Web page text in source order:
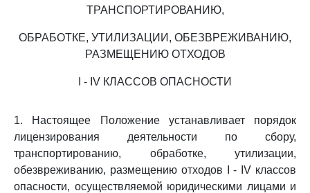
ТРАНСПОРТИРОВАНИЮ,
ОБРАБОТКЕ, УТИЛИЗАЦИИ, ОБЕЗВРЕЖИВАНИЮ,
РАЗМЕЩЕНИЮ ОТХОДОВ
I - IV КЛАССОВ ОПАСНОСТИ
1. Настоящее Положение устанавливает порядок
лицензирования деятельности по сбору,
транспортированию, обработке, утилизации,
обезвреживанию, размещению отходов I - IV классов
опасности, осуществляемой юридическими лицами и